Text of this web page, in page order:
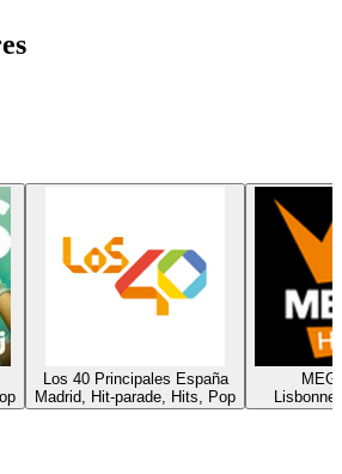
Los 40 Principales España
Madrid, Hit-parade, Hits, Pop